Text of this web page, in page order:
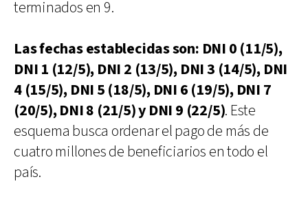
terminados en 9.
Las fechas establecidas son: DNI 0 (11/5),
DNI 1 (12/5), DNI 2 (13/5), DNI 3 (14/5), DNI
4 (15/5), DNI 5 (18/5), DNI 6 (19/5), DNI 7
(20/5), DNI 8 (21/5) y DNI 9 (22/5). Este
esquema busca ordenar el pago de más de
cuatro millones de beneficiarios en todo el
país.